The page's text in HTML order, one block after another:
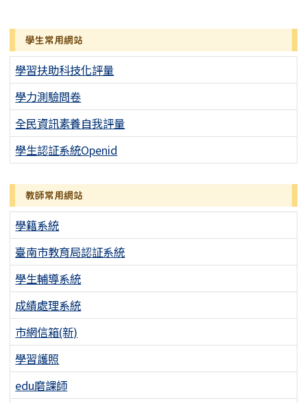
學生常用網站
學習扶助科技化評量
學力測驗問卷
全民資訊素養自我評量
學生認証系統Openid
教師常用網站
學籍系統
臺南市教育局認証系統
學生輔導系統
成績處理系統
市網信箱(新)
學習護照
edu磨課師